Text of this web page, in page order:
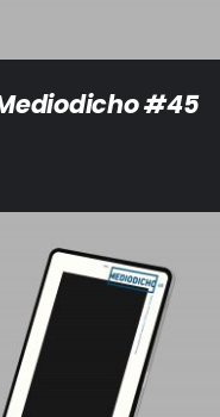
#45
AL CARRITO /